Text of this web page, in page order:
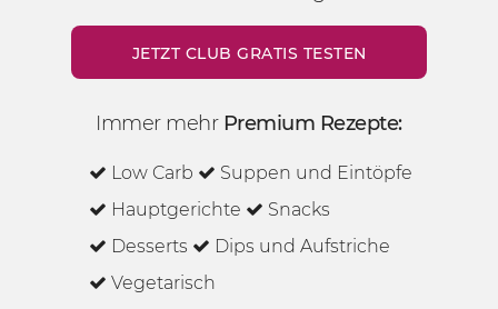
JETZT CLUB GRATIS TESTEN
Immer mehr Premium Rezepte:
Low Carb
Suppen und Eintöpfe
Hauptgerichte
Snacks
Desserts
Dips und Aufstriche
Vegetarisch